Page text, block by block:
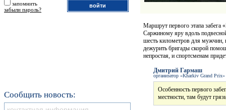
Маршрут первого этапа
Саржиному яру вдоль
шесть километров для мужчин,
дежурить бригады скорой
непростая, и спортсменам
Дмитрий Гармаш
организатор «Kharkiv Grand Prix»
Особенность первого
местности, там будут
запомнить
забыли пароль?
Сообщить новость: